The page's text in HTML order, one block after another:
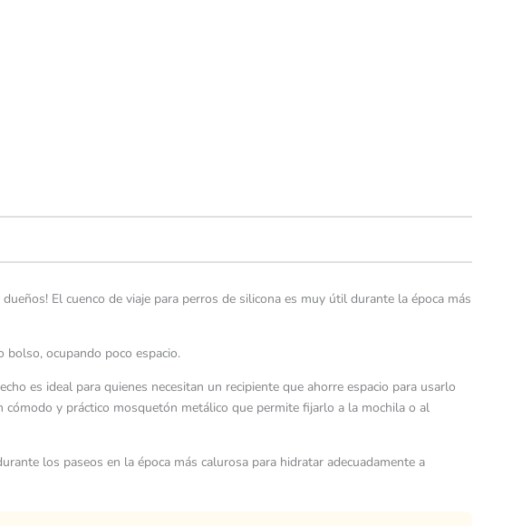
El cuenco de viaje para perros de silicona es muy útil durante la época más
bolso, ocupando poco espacio.
es ideal para quienes necesitan un recipiente que ahorre espacio para usarlo
y práctico mosquetón metálico que permite fijarlo a la mochila o al
los paseos en la época más calurosa para hidratar adecuadamente a